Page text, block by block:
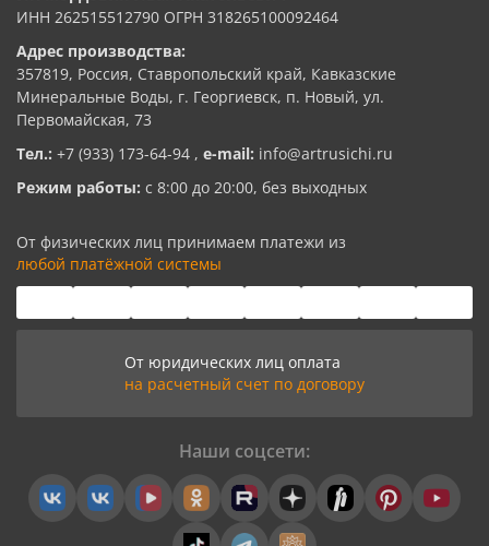
ИНН 262515512790 ОГРН 318265100092464
Адрес производства:
357819, Россия, Ставропольский край, Кавказские
Минеральные Воды, г. Георгиевск, п. Новый, ул.
Первомайская, 73
Тел.: +7 (933) 173-64-94 , e-mail: info@artrusichi.ru
Режим работы: с 8:00 до 20:00, без выходных
От физических лиц принимаем платежи из
любой платёжной системы
От юридических лиц оплата
на расчетный счет по договору
Наши соцсети: